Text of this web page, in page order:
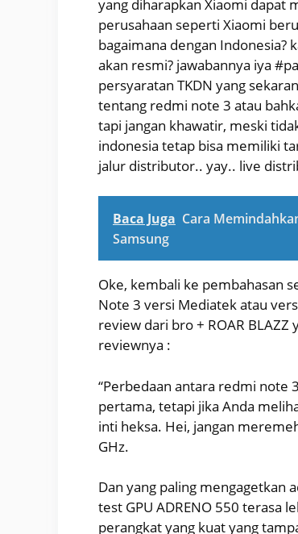
yang diharapkan Xiaomi dapat
perusahaan seperti Xiaomi
bagaimana dengan
akan resmi? jawabannya iya
persyaratan TKDN yang
tentang redmi note 3 atau
tapi jangan khawatir, meski
indonesia tetap bisa memiliki
jalur distributor.. yay.. live
Baca Juga Cara
Samsung
Oke, kembali ke pembahasan
Note 3 versi Mediatek atau
review dari bro + ROAR
reviewnya :
“Perbedaan antara redmi note
pertama, tetapi jika Anda
inti heksa. Hei, jangan
GHz.
Dan yang paling mengagetkan
test GPU ADRENO 550 terasa
perangkat yang kuat yang